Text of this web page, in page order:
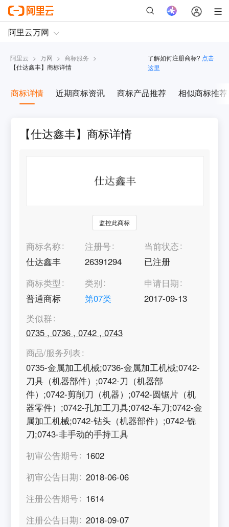
阿里云 > 万网 > 商标服务 >
【仕达鑫丰】商标详情
了解如何注册商标? 点击
这里
商标详情 近期商标资讯 商标产品推荐 相似商标推荐
【仕达鑫丰】商标详情
监控此商标
商标名称
仕达鑫丰
注册号
26391294
当前状态
已注册
商标类型
普通商标
类别
第07类
申请日期
2017-09-13
类似群
0735 ,0736 ,0742 ,0743
商品/服务列表
0735-金属加工机械;0736-金属加工机械;0742-
刀具（机器部件）;0742-刀（机器部
件）;0742-剪削刀（机器）;0742-圆锯片（机
器零件）;0742-孔加工刀具;0742-车刀;0742-金
属加工机械;0742-钻头（机器部件）;0742-铣
刀;0743-非手动的手持工具
初审公告期号
1602
初审公告日期
2018-06-06
注册公告期号
1614
注册公告日期
2018-09-07